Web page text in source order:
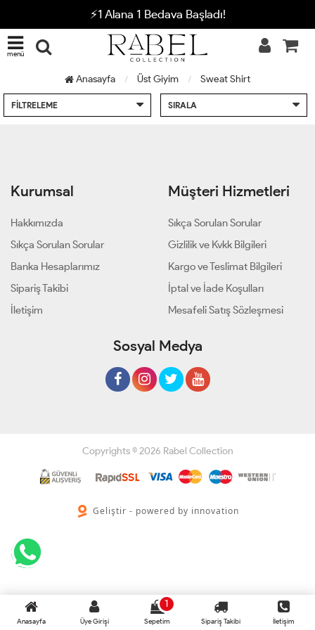
⚡1 Alana 1 Bedava Başladı!
menü
Anasayfa Üst Giyim Sweat Shirt
FILTRELEME SIRALA
Kurumsal
Hakkımızda
Sıkça Sorulan Sorular
Banka Hesaplarımız
Sipariş Takibi
İletişim
Müşteri Hizmetleri
Sıkça Sorulan Sorular
Gizlilik ve Kvkk Bilgileri
Kargo ve Teslimat Bilgileri
İptal ve İade Koşulları
Mesafeli Satış Sözleşmesi
Sosyal Medya
Copyrights © 2026 Rabel Collection
Geliştir - powered by innovation
Anasayfa Üye Girişi
1
Sepetim Sipariş Takibi İletişim